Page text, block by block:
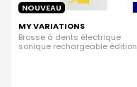
NOUVEAU
MY VARIATIONS
Brosse à dents électrique
sonique rechargeable édition